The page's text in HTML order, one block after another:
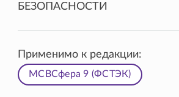
БЕЗОПАСНОСТИ
Применимо к редакции:
МСВСфера 9 (ФСТЭК)